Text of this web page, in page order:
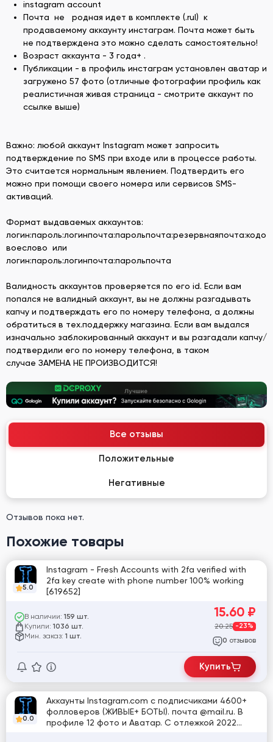
instagram account
Почта не родная идет в комплекте (.rul) к
продаваемому аккаунту инстаграм. Почта может быть
не подтверждена это можно сделать самостоятельно!
Возраст аккаунта - 3 года+ .
Публикации - в профиль инстаграм установлен аватар и
загружено 57 фото (отличные фотографии профиль как
реалистичная живая страница - смотрите аккаунт по
ссылке выше)
Важно: любой аккаунт Instagram может запросить
подтверждение по SMS при входе или в процессе работы.
Это считается нормальным явлением. Подтвердить его
можно при помощи своего номера или сервисов SMS-
активаций.
Формат выдаваемых аккаунтов:
логин:пароль:логинпочта:парольпочта:резервнаяпочта:кодо
воеслово или
логин:пароль:логинпочта:парольпочта
Валидность аккаунтов проверяется по его id. Если вам
попался не валидный аккаунт, вы не должны разгадывать
капчу и подтверждать его по номеру телефона, а должны
обратиться в тех.поддержку магазина. Если вам выдался
изначально заблокированный аккаунт и вы разгадали капчу/
подтвердили его по номеру телефона, в таком
случае ЗАМЕНА НЕ ПРОИЗВОДИТСЯ!
Все отзывы
Положительные
Негативные
Отзывов пока нет.
Похожие товары
5.0
Instagram - Fresh Accounts with 2fa verified with
2fa key create with phone number 100% working
[619652]
В наличии: 159 шт.
Купили: 1036 шт.
Мин. заказ: 1 шт.
15.60 ₽
20.25 -23%
0 отзывов
Купить
0.0
Аккаунты Instagram.com с подписчиками 4600+
фолловеров (ЖИВЫЕ+ БОТЫ). почта @mail.ru. В
профиле 12 фото и Аватар. С отлежкой 2022